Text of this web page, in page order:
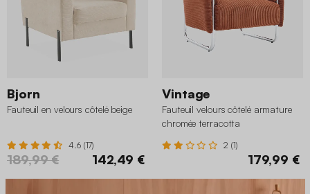
Bjorn
Fauteuil en velours côtelé beige
4.6 (17)
189,99 € 142,49 €
Vintage
Fauteuil velours côtelé armature
chromée terracotta
2 (1)
179,99 €